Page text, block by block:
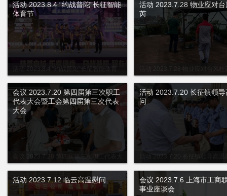
活动 2023.8.4 “约战普陀”长征智能体育
活动 2023.8.4 “约战普陀”长征智能
体育节
活动 2023.7.28 物业应对台
芮
会议 2023.7.20 第四届第三次职工代表大
会议 2023.7.20 第四届第三次职工
代表大会暨工会第四届第三次代表
大会
活动 2023.7.20 长征镇领导高温
活动 2023.7.20 长征镇领导
问
活动 2023.7.12 临云高温慰问
会议 2023.7.6 上海市工商
事业座谈会